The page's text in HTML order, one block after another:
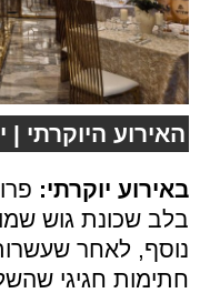
האירוע היוקרתי |
באירוע יוקרתי:
בלב שכונת גוש
נוסף, לאחר
חתימות חגיגי